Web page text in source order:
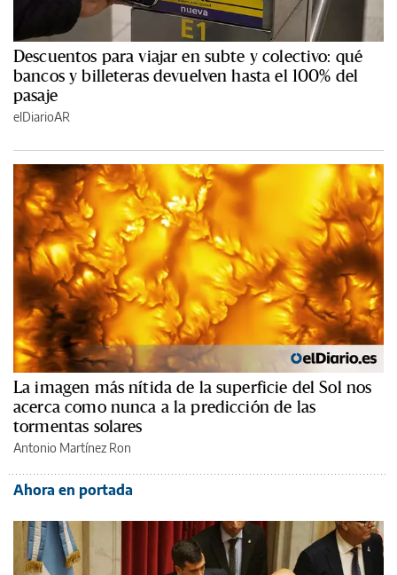
Descuentos para viajar en subte y colectivo: qué
bancos y billeteras devuelven hasta el 100% del
pasaje
elDiarioAR
La imagen más nítida de la superficie del Sol nos
acerca como nunca a la predicción de las
tormentas solares
Antonio Martínez Ron
Ahora en portada